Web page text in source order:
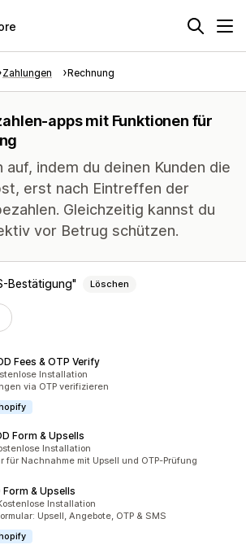
Zahlungen Rechnung
apps mit Funktionen für
auf, indem du deinen Kunden die
erst nach Eintreffen der
Gleichzeitig kannst du
vor Betrug schützen.
Bestätigung Löschen
Fees & OTP Verify
insgesamtInstallation
via OTP verifizieren
Form & Upsells
insgesamtInstallation
für Nachnahme mit Upsell und OTP-Prüfung
Form & Upsells
insgesamtInstallation
Upsell, Angebote, OTP & SMS